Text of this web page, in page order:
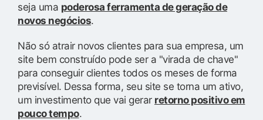
seja uma poderosa ferramenta de geração de
novos negócios.
Não só atrair novos clientes para sua empresa, um
site bem construído pode ser a "virada de chave"
para conseguir clientes todos os meses de forma
previsível. Dessa forma, seu site se torna um ativo,
um investimento que vai gerar retorno positivo em
pouco tempo.